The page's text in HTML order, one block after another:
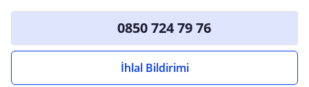
0850 724 79 76
İhlal Bildirimi